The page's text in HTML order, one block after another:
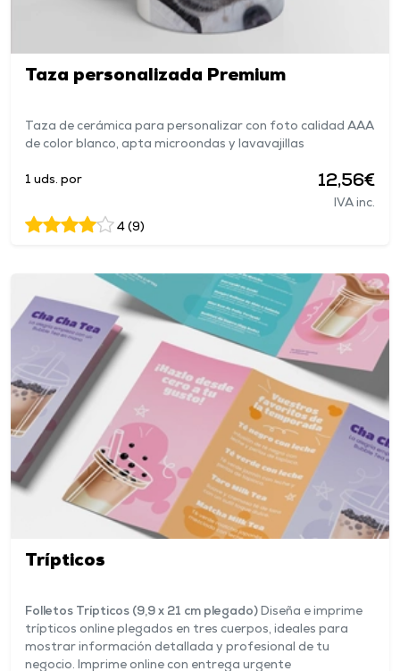
Taza personalizada Premium
Taza de cerámica para personalizar con foto calidad AAA
de color blanco, apta microondas y lavavajillas
1 uds. por 12,56€
IVA inc.
4 (9)
Trípticos
Folletos Trípticos (9,9 x 21 cm plegado)Diseña e imprime
trípticos online plegados en tres cuerpos, ideales para
mostrar información detallada y profesional de tu
negocio. Imprime online con entrega urgente